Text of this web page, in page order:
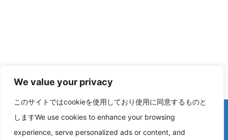
We value your privacy
このサイトではcookieを使用しており使用に同意するものと
しますWe use cookies to enhance your browsing
experience, serve personalized ads or content, and